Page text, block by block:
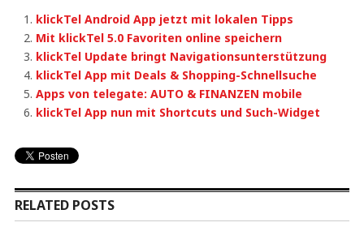
klickTel Android App jetzt mit lokalen Tipps
Mit klickTel 5.0 Favoriten online speichern
klickTel Update bringt Navigationsunterstützung
klickTel App mit Deals & Shopping-Schnellsuche
Apps von telegate: AUTO & FINANZEN mobile
klickTel App nun mit Shortcuts und Such-Widget
RELATED POSTS